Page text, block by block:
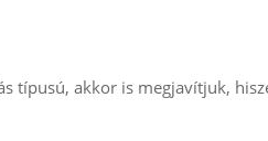
típusú, akkor is megjavítjuk,